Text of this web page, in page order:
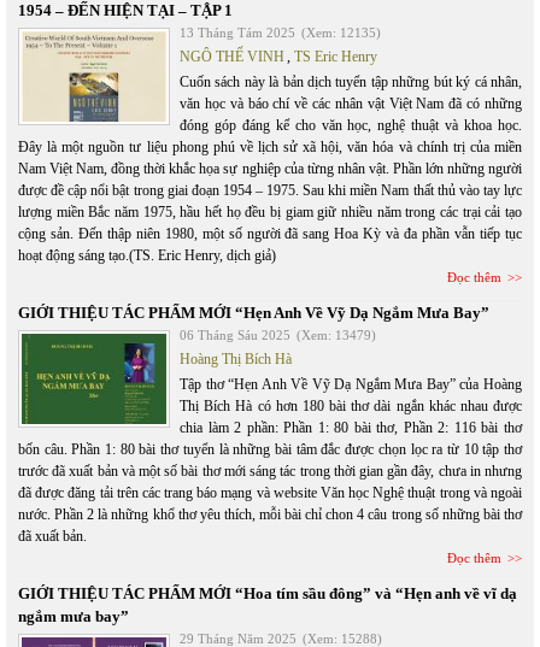
1954 – ĐẾN HIỆN TẠI – TẬP 1
13 Tháng Tám 2025 (Xem: 12135)
NGÔ THẾ VINH, TS Eric Henry
Cuốn sách này là bản dịch tuyển tập những bút ký cá nhân,
văn học và báo chí về các nhân vật Việt Nam đã có những
đóng góp đáng kể cho văn học, nghệ thuật và khoa học.
Đây là một nguồn tư liệu phong phú về lịch sử xã hội, văn hóa và chính trị của miền
Nam Việt Nam, đồng thời khắc họa sự nghiệp của từng nhân vật. Phần lớn những người
được đề cập nổi bật trong giai đoạn 1954 – 1975. Sau khi miền Nam thất thủ vào tay lực
lượng miền Bắc năm 1975, hầu hết họ đều bị giam giữ nhiều năm trong các trại cải tạo
cộng sản. Đến thập niên 1980, một số người đã sang Hoa Kỳ và đa phần vẫn tiếp tục
hoạt động sáng tạo.(TS. Eric Henry, dịch giả)
Đọc thêm
GIỚI THIỆU TÁC PHẨM MỚI “Hẹn Anh Về Vỹ Dạ Ngắm Mưa Bay”
06 Tháng Sáu 2025 (Xem: 13479)
Hoàng Thị Bích Hà
Tập thơ “Hẹn Anh Về Vỹ Dạ Ngắm Mưa Bay” của Hoàng
Thị Bích Hà có hơn 180 bài thơ dài ngắn khác nhau được
chia làm 2 phần: Phần 1: 80 bài thơ, Phần 2: 116 bài thơ
bốn câu. Phần 1: 80 bài thơ tuyển là những bài tâm đắc được chọn lọc ra từ 10 tập thơ
trước đã xuất bản và một số bài thơ mới sáng tác trong thời gian gần đây, chưa in nhưng
đã được đăng tải trên các trang báo mạng và website Văn học Nghệ thuật trong và ngoài
nước. Phần 2 là những khổ thơ yêu thích, mỗi bài chỉ chon 4 câu trong số những bài thơ
đã xuất bản.
Đọc thêm
GIỚI THIỆU TÁC PHẨM MỚI “Hoa tím sầu đông” và “Hẹn anh về vĩ dạ
ngắm mưa bay”
29 Tháng Năm 2025 (Xem: 15288)